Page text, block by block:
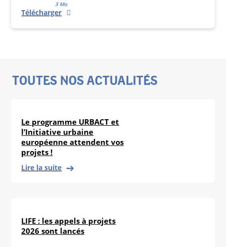
3 Mo
Télécharger
TOUTES NOS ACTUALITÉS
Le programme URBACT et
l’Initiative urbaine
européenne attendent vos
projets !
Lire la suite
LIFE : les appels à projets
2026 sont lancés